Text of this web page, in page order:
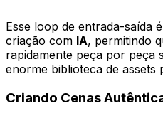
Esse loop de entrada-saída
criação com IA, permitindo
rapidamente peça por peça
enorme biblioteca de assets
Criando Cenas